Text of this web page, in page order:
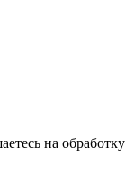
на обработку